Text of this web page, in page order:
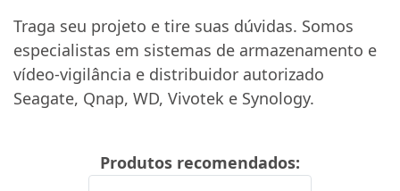
Traga seu projeto e tire suas dúvidas. Somos
especialistas em sistemas de armazenamento e
vídeo-vigilância e distribuidor autorizado
Seagate, Qnap, WD, Vivotek e Synology.
Produtos recomendados: